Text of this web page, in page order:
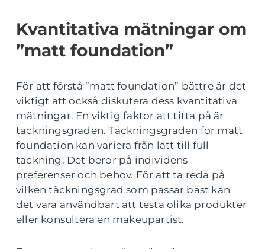
Kvantitativa mätningar om
”matt foundation”
För att förstå ”matt foundation” bättre är det
viktigt att också diskutera dess kvantitativa
mätningar. En viktig faktor att titta på är
täckningsgraden. Täckningsgraden för matt
foundation kan variera från lätt till full
täckning. Det beror på individens
preferenser och behov. För att ta reda på
vilken täckningsgrad som passar bäst kan
det vara användbart att testa olika produkter
eller konsultera en makeupartist.